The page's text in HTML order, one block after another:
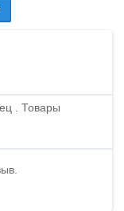
. Товары